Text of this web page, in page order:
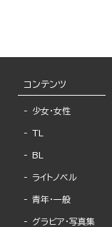
コンテンツ
少女・女性
TL
BL
ライトノベル
青年・一般
グラビア・写真集